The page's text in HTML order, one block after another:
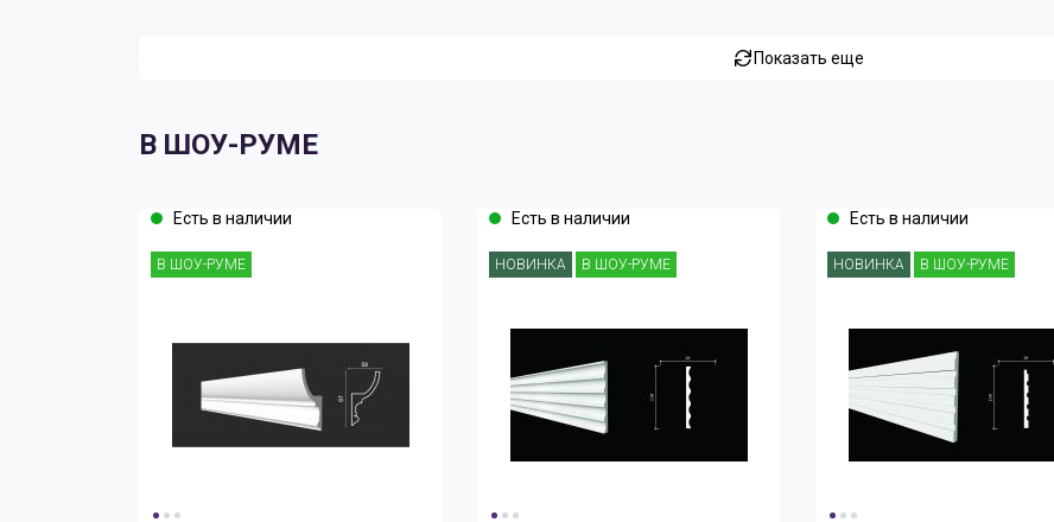
Показать еще
В ШОУ-РУМЕ
Есть в наличии
В ШОУ-РУМЕ
Есть в наличии
НОВИНКА В ШОУ-РУМЕ
Есть в наличии
НОВИНКА В ШОУ-РУМЕ